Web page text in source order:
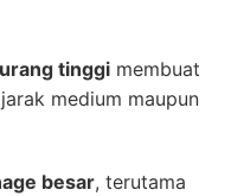
tinggi membuat
medium maupun
besar, terutama